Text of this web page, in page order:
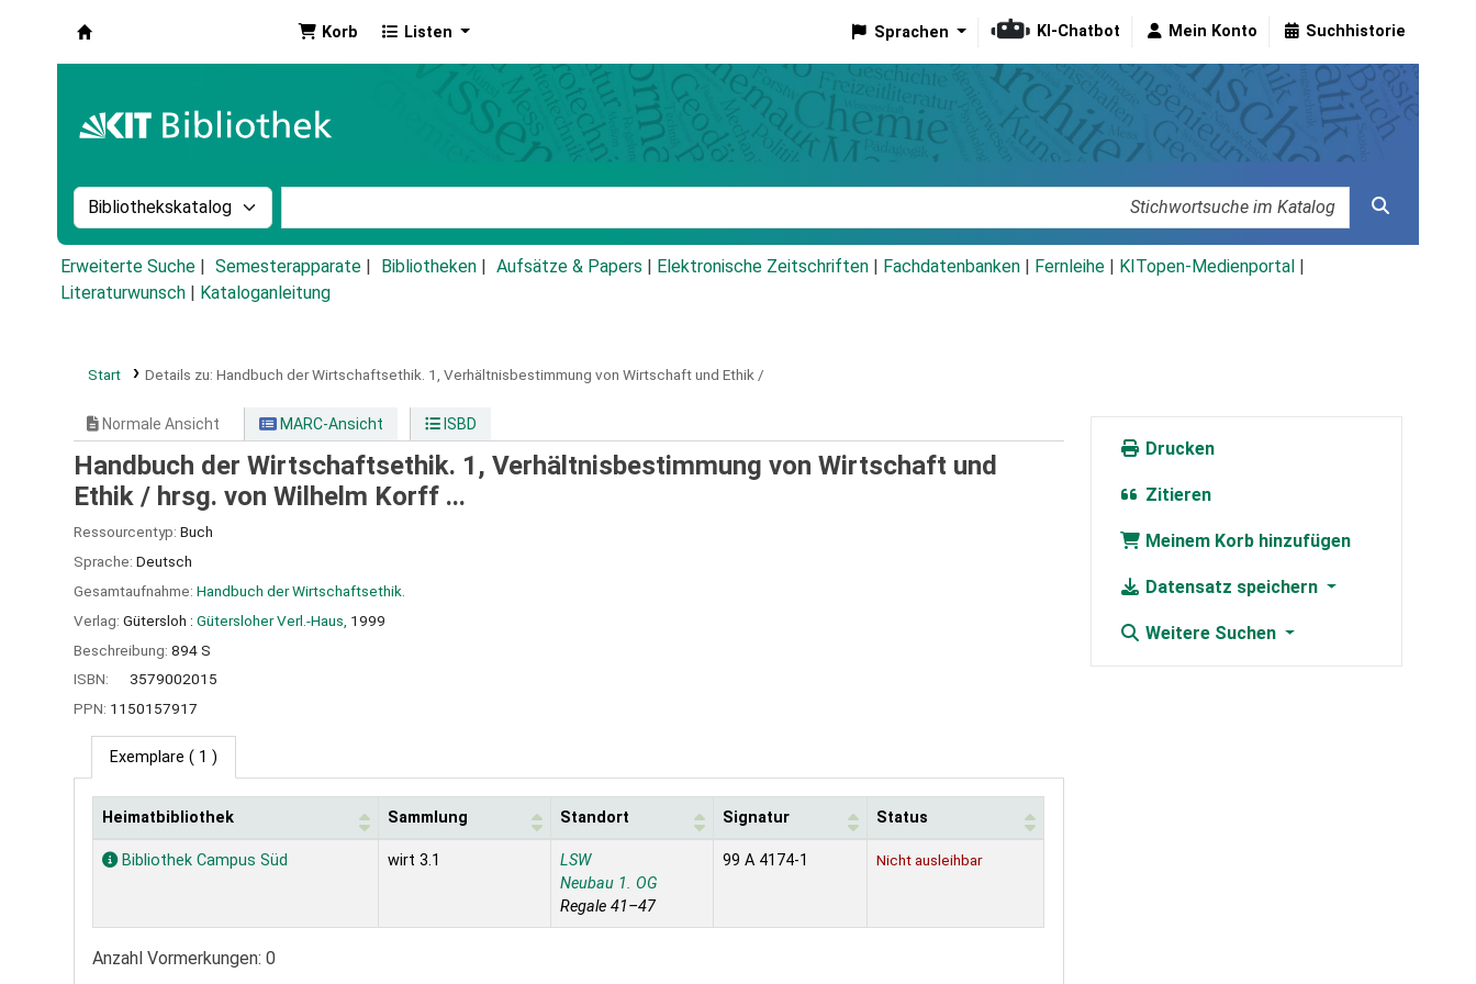
Korb Listen Sprachen KI-Chatbot Mein Konto Suchhistorie
Suche im Katalog nach:
Erweiterte Suche Semesterapparate Bibliotheken Aufsätze & Papers Elektronische Zeitschriften Fachdatenbanken Fernleihe KITopen-Medienportal
Literaturwunsch
Kataloganleitung
Start Details zu: Handbuch der Wirtschaftsethik. 1, Verhältnisbestimmung von Wirtschaft und Ethik /
Normale Ansicht MARC-Ansicht ISBD
Handbuch der Wirtschaftsethik. 1, Verhältnisbestimmung von Wirtschaft und
Ethik / hrsg. von Wilhelm Korff ...
Ressourcentyp: Buch
Sprache: Deutsch
Gesamtaufnahme: Handbuch der Wirtschaftsethik.
Verlag: Gütersloh : Gütersloher Verl.-Haus, 1999
Beschreibung: 894 S
ISBN:
3579002015
PPN: 1150157917
Exemplare ( 1 )
Exemplare
Heimatbibliothek Sammlung Standort Signatur Status
Bibliothek Campus Süd wirt 3.1
LSW
Neubau 1. OG
Regale 41–47
99 A 4174-1 Nicht ausleihbar
Anzahl Vormerkungen: 0
Drucken
Zitieren
Meinem Korb hinzufügen
Datensatz speichern
Weitere Suchen